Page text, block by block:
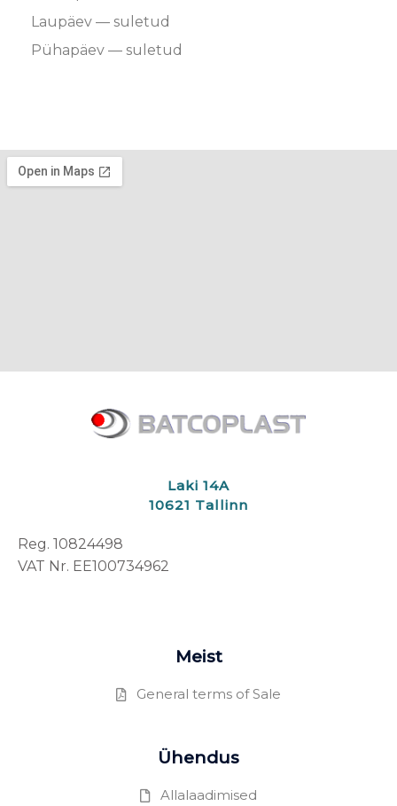
Laupäev — suletud
Pühapäev — suletud
Laki 14A
10621 Tallinn
Reg. 10824498
VAT Nr. EE100734962
Meist
General terms of Sale
Ühendus
Allalaadimised